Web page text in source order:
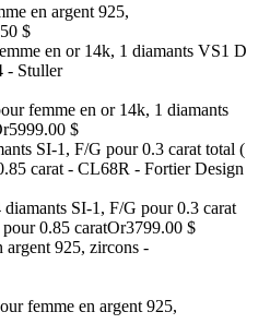
en argent 925,
$
femme en or 14k, 1 diamants
5999.00 $
SI-1, F/G pour 0.3 carat
0.85 caratOr3799.00 $
femme en argent 925,